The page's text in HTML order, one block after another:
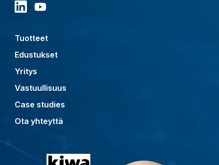
Tuotteet
Edustukset
Yritys
Vastuullisuus
Case studies
Ota yhteyttä